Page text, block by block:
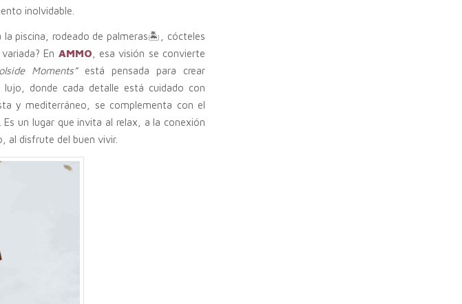
inolvidable.
la piscina, rodeado de palmeras🏝️, cócteles
En AMMO , esa visión se convierte
Moments”está pensada para crear
donde cada detalle está cuidado con
y mediterráneo, se complementa con el
un lugar que invita al relax, a la conexión
al disfrute del buen vivir.